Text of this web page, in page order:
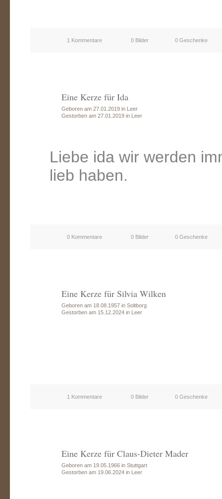
1 Kommentare 0 Bilder 0 Geschenke
Eine Kerze für Ida
Geboren am 27.01.2019 in Leer
Gestorben am 27.01.2019 in Leer
Liebe ida wir werden
lieb haben.
0 Kommentare 0 Bilder 0 Geschenke
Eine Kerze für Silvia Wilken
Geboren am 18.08.1957 in Soltborg
Gestorben am 15.12.2024 in Leer
1 Kommentare 0 Bilder 0 Geschenke
Eine Kerze für Claus-Dieter Mader
Geboren am 19.05.1966 in Stuttgart
Gestorben am 19.06.2024 in Leer